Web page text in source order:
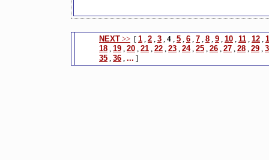
NEXT >> [ 1 , 2 , 3 , 4 , 5 , 6 , 7 , 8 , 9 , 10 , 11 , 12 ,
18 , 19 , 20 , 21 , 22 , 23 , 24, 25 , 26 , 27 , 28 , 29 ,
35 , 36 , ... ]